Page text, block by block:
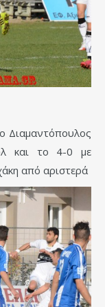
Διαμαντόπουλος
και το 4-0 με
από αριστερά